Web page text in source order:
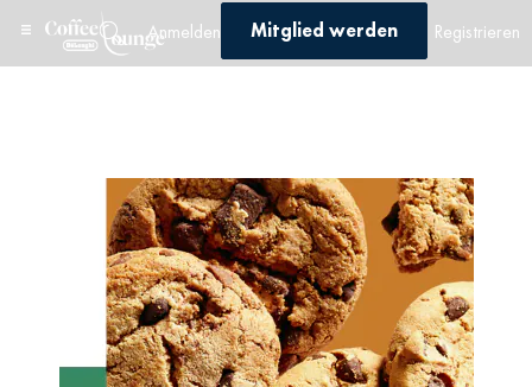
Anmelden Mitglied werden Registrieren